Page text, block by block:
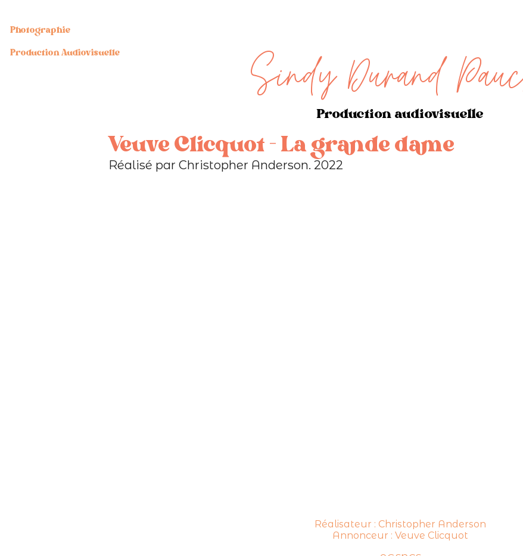
Photographie
Production Audiovisuelle Sindy Durand
Production audiovisuelle
Veuve Clicquot - La grande dame
Réalisé par Christopher Anderson. 2022
Réalisateur : Christopher Anderson
Annonceur : Veuve Clicquot